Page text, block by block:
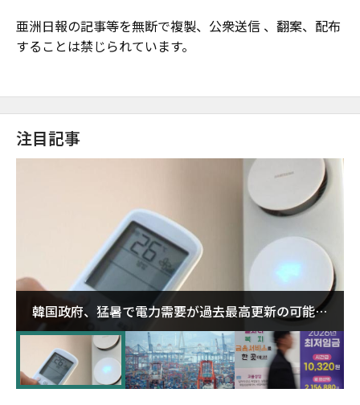
亜洲日報の記事等を無断で複製、公衆送信 、翻案、配布
することは禁じられています。
注目記事
韓国政府、猛暑で電力需要が過去最高更新の可能性
に需給対応体制を点検